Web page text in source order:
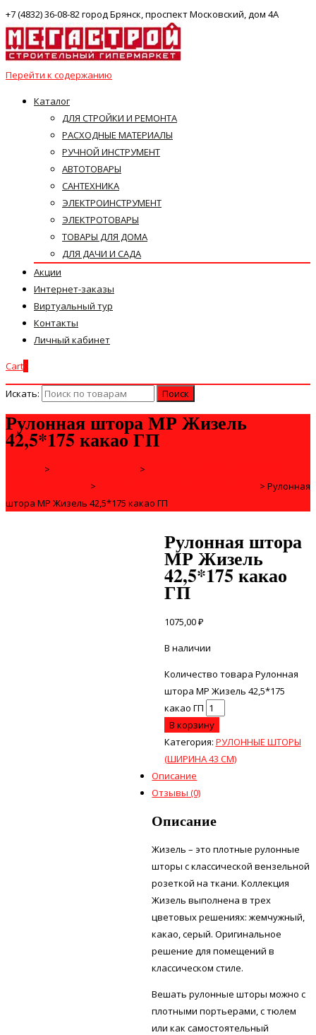
+7 (4832) 36-08-82 город Брянск, проспект Московский, дом 4А
Перейти к содержанию
Каталог
ДЛЯ СТРОЙКИ И РЕМОНТА
РАСХОДНЫЕ МАТЕРИАЛЫ
РУЧНОЙ ИНСТРУМЕНТ
АВТОТОВАРЫ
САНТЕХНИКА
ЭЛЕКТРОИНСТРУМЕНТ
ЭЛЕКТРОТОВАРЫ
ТОВАРЫ ДЛЯ ДОМА
ДЛЯ ДАЧИ И САДА
Акции
Интернет-заказы
Виртуальный тур
Контакты
Личный кабинет
Cart
Искать:
Рулонная штора МР Жизель
42,5*175 какао ГП
> >
> > Рулонная
штора МР Жизель 42,5*175 какао ГП
Рулонная штора
МР Жизель
42,5*175 какао
ГП
1075,00₽
В наличии
Количество товара Рулонная
штора МР Жизель 42,5*175
какао ГП
В корзину
Категория: РУЛОННЫЕ ШТОРЫ
(ШИРИНА 43 СМ)
Описание
Отзывы (0)
Описание
Жизель – это плотные рулонные
шторы с классической вензельной
розеткой на ткани. Коллекция
Жизель выполнена в трех
цветовых решениях: жемчужный,
какао, серый. Оригинальное
решение для помещений в
классическом стиле.
Вешать рулонные шторы можно с
плотными портьерами, с тюлем
или как самостоятельный